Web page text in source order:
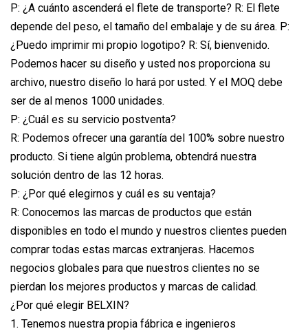
P: ¿A cuánto ascenderá el flete de transporte? R: El flete
depende del peso, el tamaño del embalaje y de su área. P:
¿Puedo imprimir mi propio logotipo? R: Sí, bienvenido.
Podemos hacer su diseño y usted nos proporciona su
archivo, nuestro diseño lo hará por usted. Y el MOQ debe
ser de al menos 1000 unidades.
P: ¿Cuál es su servicio postventa?
R: Podemos ofrecer una garantía del 100% sobre nuestro
producto. Si tiene algún problema, obtendrá nuestra
solución dentro de las 12 horas.
P: ¿Por qué elegirnos y cuál es su ventaja?
R: Conocemos las marcas de productos que están
disponibles en todo el mundo y nuestros clientes pueden
comprar todas estas marcas extranjeras. Hacemos
negocios globales para que nuestros clientes no se
pierdan los mejores productos y marcas de calidad.
¿Por qué elegir BELXIN?
1. Tenemos nuestra propia fábrica e ingenieros